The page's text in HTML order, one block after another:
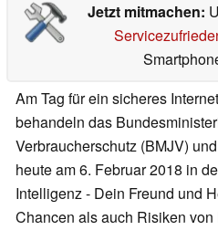
Jetzt mitmachen:
Am Tag für ein sicheres
behandeln das
Verbraucherschutz (BMJV)
heute am 6. Februar 2018 in
Intelligenz - Dein Freund und
Chancen als auch Risiken von